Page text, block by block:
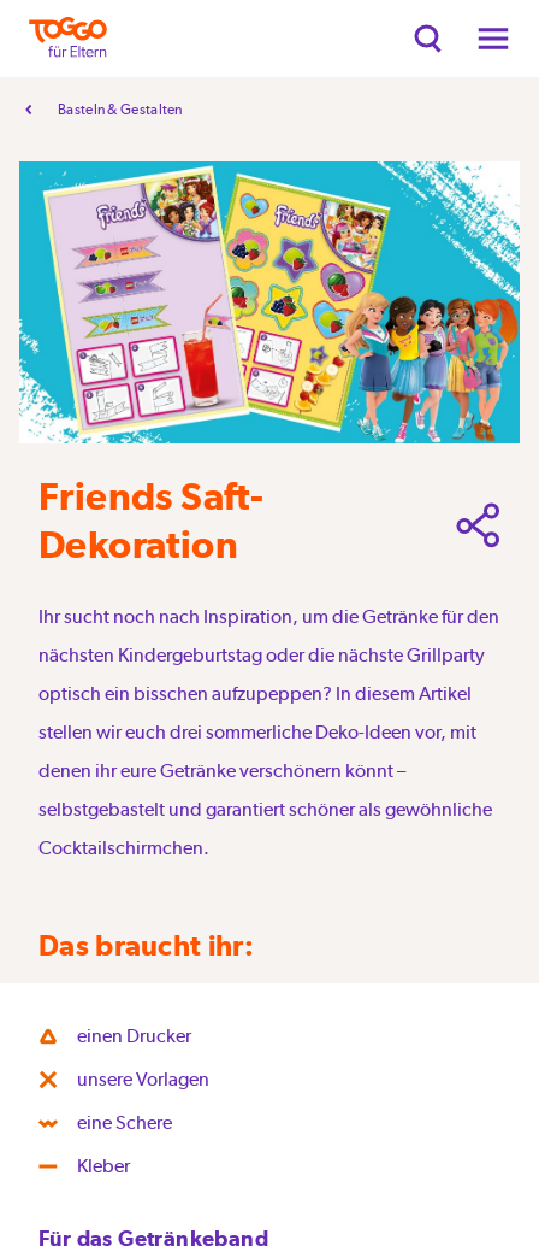
Basteln & Gestalten
Friends Saft-
Dekoration
Ihr sucht noch nach Inspiration, um die Getränke für den
nächsten Kindergeburtstag oder die nächste Grillparty
optisch ein bisschen aufzupeppen? In diesem Artikel
stellen wir euch drei sommerliche Deko-Ideen vor, mit
denen ihr eure Getränke verschönern könnt –
selbstgebastelt und garantiert schöner als gewöhnliche
Cocktailschirmchen.
Das braucht ihr:
einen Drucker
unsere Vorlagen
eine Schere
Kleber
Für das Getränkeband